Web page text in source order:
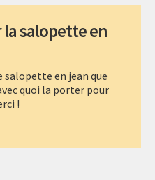
salopette en
salopette en jean que
quoi la porter pour
!